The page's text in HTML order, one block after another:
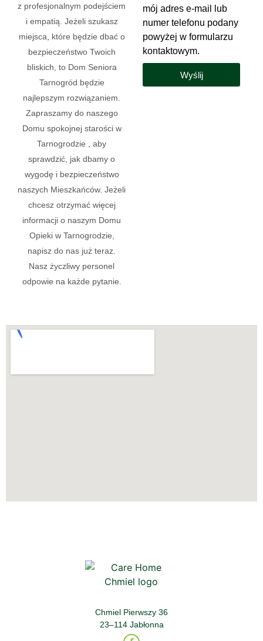
z profesjonalnym podejściem
i empatią. Jeżeli szukasz
miejsca, które będzie dbać o
bezpieczeństwo Twoich
bliskich, to Dom Seniora
Tarnogród będzie
najlepszym rozwiązaniem.
Zapraszamy do naszego
Domu spokojnej starości w
Tarnogrodzie , aby
sprawdzić, jak dbamy o
wygodę i bezpieczeństwo
naszych Mieszkańców. Jeżeli
chcesz otrzymać więcej
informacji o naszym Domu
Opieki w Tarnogrodzie,
napisz do nas już teraz.
Nasz życzliwy personel
odpowie na każde pytanie.
mój adres e-mail lub
numer telefonu podany
powyżej w formularzu
kontaktowym.
Wyślij
Chmiel Pierwszy 36
23–114 Jabłonna